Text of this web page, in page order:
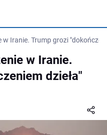
Iranie. Trump grozi
w Iranie.
dzieła"